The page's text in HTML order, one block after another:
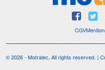
CGV
© 2026 - Motralec, All rights reserved. |